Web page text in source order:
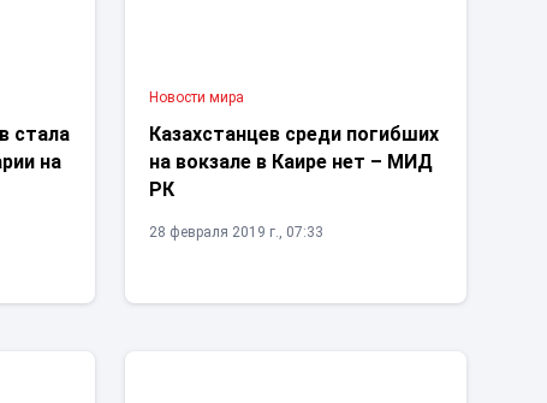
стала
на
Новости мира
Казахстанцев среди погибших
на вокзале в Каире нет – МИД
РК
28 февраля 2019 г., 07:33